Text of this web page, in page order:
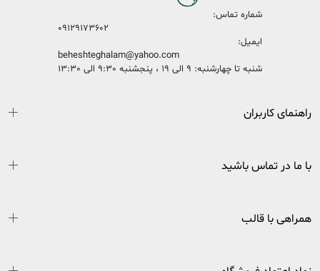
شماره تماس:
09129173602
ایمیل:
beheshteghalam@yahoo.com
شنبه تا چهارشنبه: 9 الی 19 ، پنجشنبه 9:30 الی 13:30
راهنمای کاربران
با ما در تماس باشید
همراهی با قالب